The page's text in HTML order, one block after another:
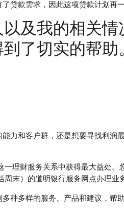
贷款需求，因此这项贷款计划再
及我的相关情
了切实的帮助
力和客户群，还是想要寻找利润
一理财服务关系中获得最大益处。
末）的道明银行服务网点办理业
种多样的服务、产品和建议，帮